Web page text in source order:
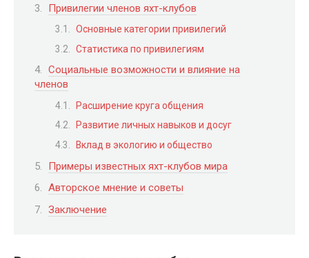
Привилегии членов яхт-клубов
Основные категории привилегий
Статистика по привилегиям
Социальные возможности и влияние на
членов
Расширение круга общения
Развитие личных навыков и досуг
Вклад в экологию и общество
Примеры известных яхт-клубов мира
Авторское мнение и советы
Заключение